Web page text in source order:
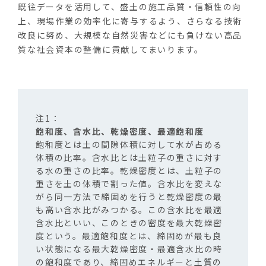
既往データを活用して、盛土の施工品質・信頼性の向
上、現場作業の効率化に寄与するよう、さらなる技術
改良に努め、大規模な自然災害などにも負けない高品
質な社会資本の整備に貢献してまいります。
飽和度、含水比、乾燥密度、最適飽和度
飽和度とは土の間隙体積に対して水が占める
体積の比率。含水比とは土粒子の重さに対す
る水の重さの比率。乾燥密度とは、土粒子の
重さを土の体積で割った値。含水比を変えな
がら同一方法で締固めを行うと乾燥密度の最
も高い含水比がみつかる。この含水比を最適
含水比といい、このときの密度を最大乾燥密
度という。最適飽和度とは、締固めが最も良
い状態になる最大乾燥密度・最適含水比の時
の飽和度であり、締固めエネルギーと土質の